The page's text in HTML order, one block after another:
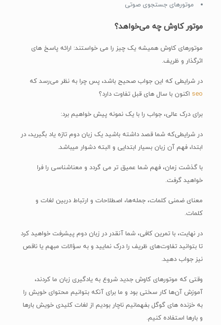
موتورهای جستجوی صوتی
موتور کاوش چه می‌خواهد؟
موتورهای کاوش همیشه یک چیز را می خواستند: ارائه پاسخ های
اثرگذار و ظریف.
در شرایطی که این جواب صحیح باشد، پس چرا به نظر می‌رسد که
seo اکنون با سال های قبل تفاوت دارد؟
برای درک عالی، جواب را با یک نمونه پیش خواهیم برد:
در شرایطی‌که شما قصد داشته باشید یک زبان دوم تازه یاد بگیرید، در
ابتدا، فهم آن زبان بسیار ابتدایی و البته دشوار میباشد.
با گذشت زمان، فهم شما عمیق تر می گردد و معناشناسی را فرا
خواهید گرفت.
معنای ضمنی کلمات، جمله‌ها، اصطلاحات و ارتباط دربین لغات و
کلمات.
در نهایت، با تمرین کافی، شما آنقدر در زبان دوم پیشرفت خواهید کرد
تا بتوانید تفاوت‌های ظریف را درک نمایید و به سؤالات مبهم یا ناقص
نیز جواب دهید.
وقتی که موتورهای کاوش جدید شروع به یادگیری زبان ما کردند،
آموزش آن‌ها کار سختی بود و ما برای آنکه بتوانیم محتوای خویش را
به خزنده های گوگل بفهمانیم ناچار بودیم از لغات کلیدی خویش بارها
و بارها استفاده کنیم.